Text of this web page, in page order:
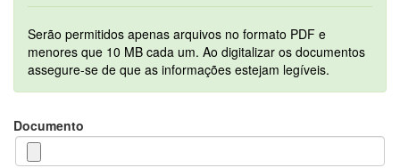
Serão permitidos apenas arquivos no formato PDF e
menores que 10 MB cada um. Ao digitalizar os documentos
assegure-se de que as informações estejam legíveis.
Documento